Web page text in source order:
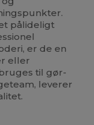
pålideligt
er de en
eller
til gør-
leverer